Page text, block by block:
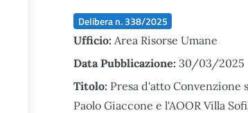
Delibera n. 338/2025
Ufficio: Area Risorse Umane
Data Pubblicazione: 30/03/2025
Titolo: Presa d'atto
Paolo Giaccone e l'AOOR Villa